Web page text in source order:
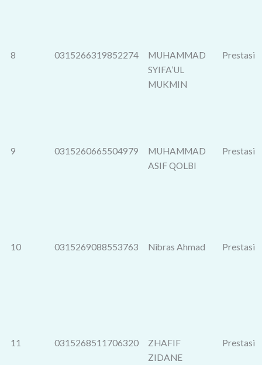
8 0315266319852274
MUHAMMAD
SYIFA’UL
MUKMIN
Prestasi
9 0315260665504979
MUHAMMAD
ASIF QOLBI
Prestasi
10 0315269088553763 Nibras Ahmad Prestasi
11 0315268511706320
ZHAFIF
ZIDANE
Prestasi